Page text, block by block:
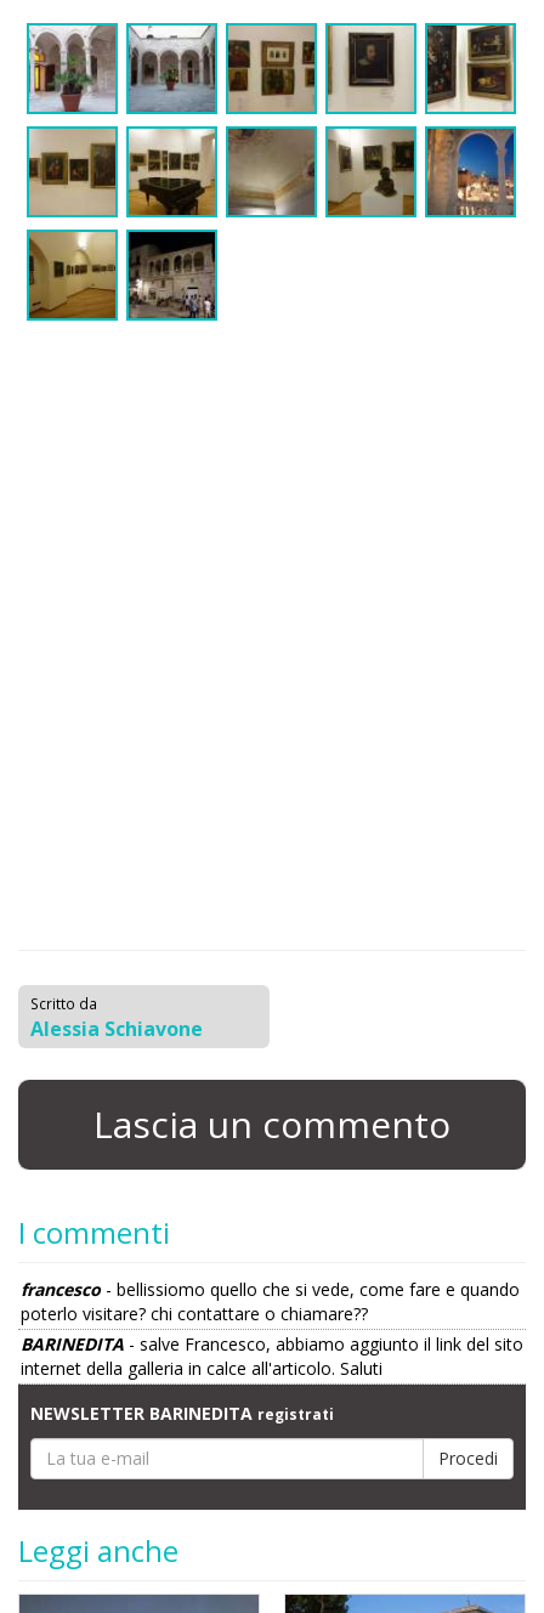
Scritto da
Alessia Schiavone
Lascia un commento
I commenti
francesco- bellissiomo quello che si vede, come fare e quando
poterlo visitare? chi contattare o chiamare??
BARINEDITA - salve Francesco, abbiamo aggiunto il link del sito
internet della galleria in calce all'articolo. Saluti
NEWSLETTER BARINEDITA registrati
Leggi anche